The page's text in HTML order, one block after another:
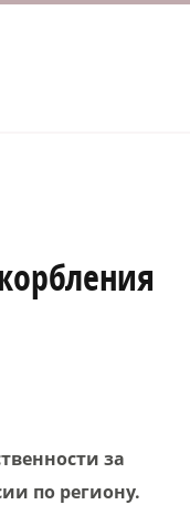
за
по региону.